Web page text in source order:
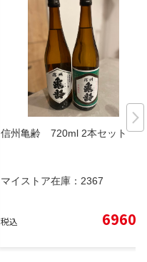
信州亀齢 720ml 2本セット
マイストア在庫： 2367
税込 6960